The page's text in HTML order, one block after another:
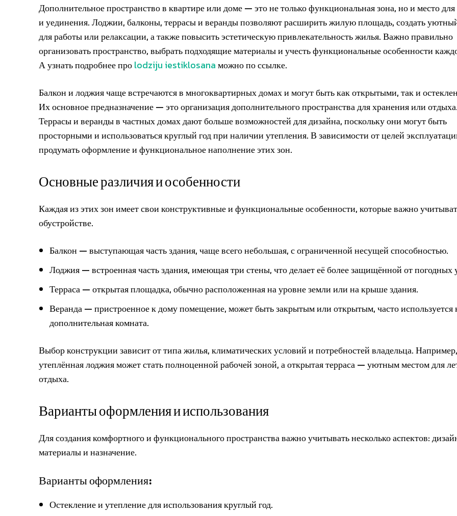
Дополнительное пространство в квартире или доме — это не только функциональная зона, но и место
и уединения. Лоджии, балконы, террасы и веранды позволяют расширить жилую площадь, создать
для работы или релаксации, а также повысить эстетическую привлекательность жилья. Важно правильно
организовать пространство, выбрать подходящие материалы и учесть функциональные особенности
А узнать подробнее проlodziju iestiklosanaможно по ссылке.
Балкон и лоджия чаще встречаются в многоквартирных домах и могут быть как открытыми, так и
Их основное предназначение — это организация дополнительного пространства для хранения или
Террасы и веранды в частных домах дают больше возможностей для дизайна, поскольку они могут быть
просторными и использоваться круглый год при наличии утепления. В зависимости от целей
продумать оформление и функциональное наполнение этих зон.
Основные различия и особенности
Каждая из этих зон имеет свои конструктивные и функциональные особенности, которые важно
обустройстве.
Балкон — выступающая часть здания, чаще всего небольшая, с ограниченной несущей способностью.
Лоджия — встроенная часть здания, имеющая три стены, что делает её более защищённой от погодных
Терраса — открытая площадка, обычно расположенная на уровне земли или на крыше здания.
Веранда — пристроенное к дому помещение, может быть закрытым или открытым, часто используется
дополнительная комната.
Выбор конструкции зависит от типа жилья, климатических условий и потребностей владельца. Например,
утеплённая лоджия может стать полноценной рабочей зоной, а открытая терраса — уютным местом для
отдыха.
Варианты оформления и использования
Для создания комфортного и функционального пространства важно учитывать несколько аспектов:
материалы и назначение.
Варианты оформления:
Остекление и утепление для использования круглый год.